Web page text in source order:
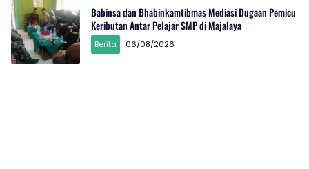
Babinsa dan Bhabinkamtibmas Mediasi Dugaan Pemicu
Keributan Antar Pelajar SMP di Majalaya
Berita 06/08/2026